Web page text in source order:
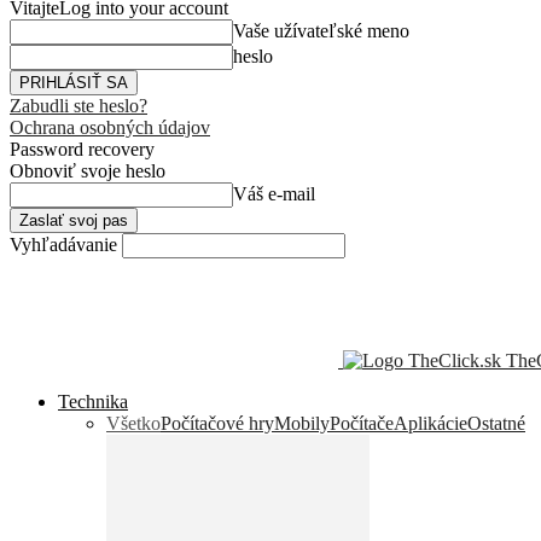
VitajteLog into your account
Vaše užívateľské meno
heslo
Zabudli ste heslo?
Ochrana osobných údajov
Password recovery
Obnoviť svoje heslo
Váš e-mail
Vyhľadávanie
Technika
VšetkoPočítačové hryMobilyPočítačeAplikácieOstatné